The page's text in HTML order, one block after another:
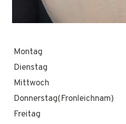
Montag
Dienstag
Mittwoch
Donnerstag(Fronleichnam)
Freitag